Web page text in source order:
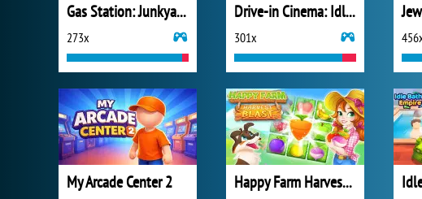
Gas Station: Junkyard Tycoon
273x
Drive-in Cinema: Idle Game
301x
My Arcade Center 2 Happy Farm Harvest Blast